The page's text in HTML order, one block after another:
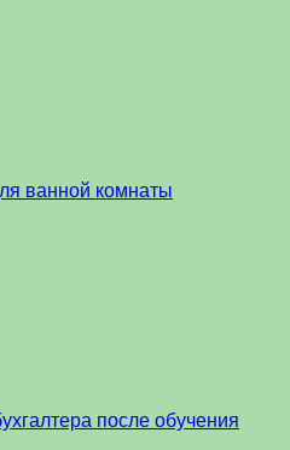
ванной комнаты
после обучения